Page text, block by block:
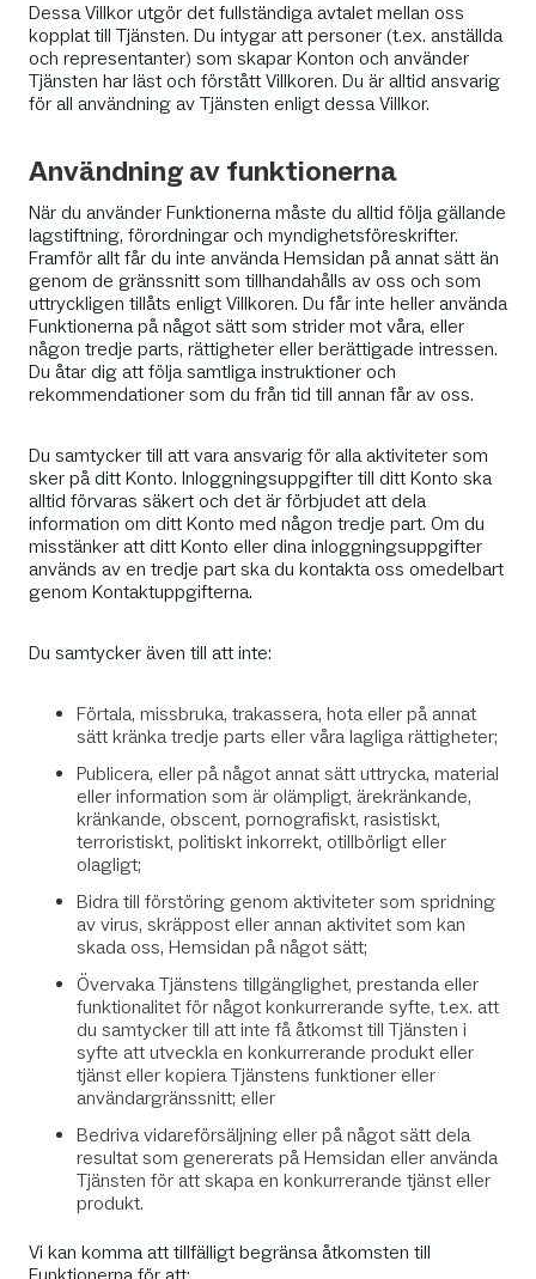
Dessa Villkor utgör det fullständiga avtalet mellan oss
kopplat till Tjänsten. Du intygar att personer (t.ex. anställda
och representanter) som skapar Konton och använder
Tjänsten har läst och förstått Villkoren. Du är alltid ansvarig
för all användning av Tjänsten enligt dessa Villkor.
Användning av funktionerna
När du använder Funktionerna måste du alltid följa gällande
lagstiftning, förordningar och myndighetsföreskrifter.
Framför allt får du inte använda Hemsidan på annat sätt än
genom de gränssnitt som tillhandahålls av oss och som
uttryckligen tillåts enligt Villkoren. Du får inte heller använda
Funktionerna på något sätt som strider mot våra, eller
någon tredje parts, rättigheter eller berättigade intressen.
Du åtar dig att följa samtliga instruktioner och
rekommendationer som du från tid till annan får av oss.
Du samtycker till att vara ansvarig för alla aktiviteter som
sker på ditt Konto. Inloggningsuppgifter till ditt Konto ska
alltid förvaras säkert och det är förbjudet att dela
information om ditt Konto med någon tredje part. Om du
misstänker att ditt Konto eller dina inloggningsuppgifter
används av en tredje part ska du kontakta oss omedelbart
genom Kontaktuppgifterna.
Du samtycker även till att inte:
Förtala, missbruka, trakassera, hota eller på annat
sätt kränka tredje parts eller våra lagliga rättigheter;
Publicera, eller på något annat sätt uttrycka, material
eller information som är olämpligt, ärekränkande,
kränkande, obscent, pornografiskt, rasistiskt,
terroristiskt, politiskt inkorrekt, otillbörligt eller
olagligt;
Bidra till förstöring genom aktiviteter som spridning
av virus, skräppost eller annan aktivitet som kan
skada oss, Hemsidan på något sätt;
Övervaka Tjänstens tillgänglighet, prestanda eller
funktionalitet för något konkurrerande syfte, t.ex. att
du samtycker till att inte få åtkomst till Tjänsten i
syfte att utveckla en konkurrerande produkt eller
tjänst eller kopiera Tjänstens funktioner eller
användargränssnitt; eller
Bedriva vidareförsäljning eller på något sätt dela
resultat som genererats på Hemsidan eller använda
Tjänsten för att skapa en konkurrerande tjänst eller
produkt.
Vi kan komma att tillfälligt begränsa åtkomsten till